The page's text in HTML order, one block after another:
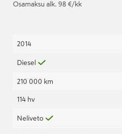
Osamaksu alk. 98 €/kk
2014
Diesel
210 000 km
114 hv
Neliveto